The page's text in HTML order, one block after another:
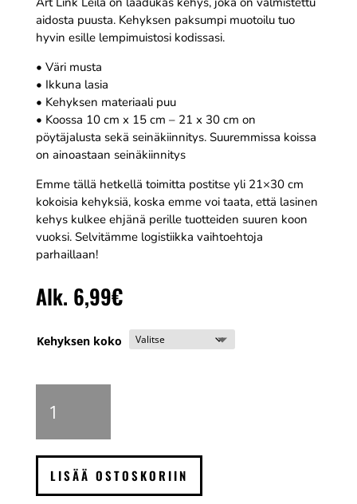
aidosta puusta. Kehyksen paksumpi muotoilu tuo
hyvin esille lempimuistosi kodissasi.
• Väri musta
• Ikkuna lasia
• Kehyksen materiaali puu
• Koossa 10 cm x 15 cm – 21 x 30 cm on
pöytäjalusta sekä seinäkiinnitys. Suuremmissa koissa
on ainoastaan seinäkiinnitys
Emme tällä hetkellä toimitta postitse yli 21×30 cm
kokoisia kehyksiä, koska emme voi taata, että lasinen
kehys kulkee ehjänä perille tuotteiden suuren koon
vuoksi. Selvitämme logistiikka vaihtoehtoja
parhaillaan!
Alk. 6,99€
Kehyksen koko
Link
määrä
LISÄÄ OSTOSKORIIN